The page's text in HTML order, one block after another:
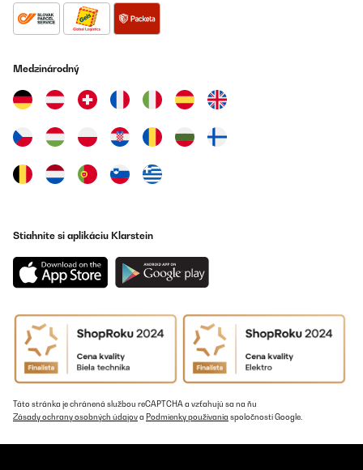
Medzinárodný
Stiahnite si aplikáciu Klarstein
Táto stránka je chránená službou reCAPTCHA a vzťahujú sa na ňu
Zásady ochrany osobných údajova Podmienky používania spoločnosti Google.